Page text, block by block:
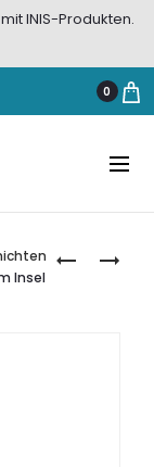
INIS-Produkten.
0
ANHÄNGER
HALSKETTE
Insel